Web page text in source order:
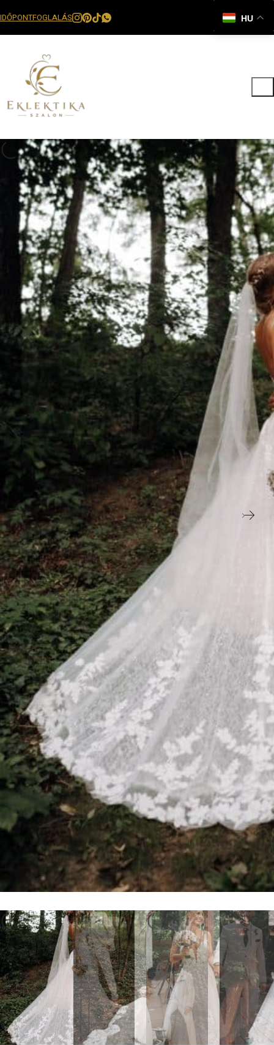
IDŐPONTFOGLALÁS HU